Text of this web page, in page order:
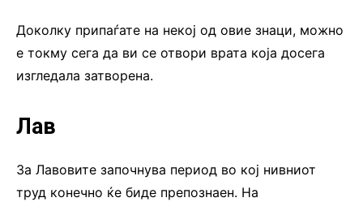
Доколку припаѓате на некој од овие знаци, можно
е токму сега да ви се отвори врата која досега
изгледала затворена.
Лав
За Лавовите започнува период во кој нивниот
труд конечно ќе биде препознаен. На